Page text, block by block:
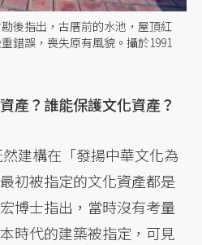
後指出，古厝前的水池，屋頂紅
錯誤，喪失原有風貌。攝於1991
產？誰能保護文化資產？
建構在「發揚中華文化為
初被指定的文化資產都是
博士指出，當時沒有考量
時代的建築被指定，可見